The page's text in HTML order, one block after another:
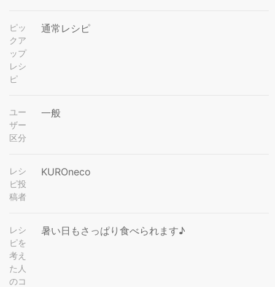
ピッ
クア
ップ
レシ
ピ
通常レシピ
ユー
ザー
区分
一般
レシ
ピ投
稿者
KUROneco
レシ
ピを
考え
た人
のコ
暑い日もさっぱり食べられます♪